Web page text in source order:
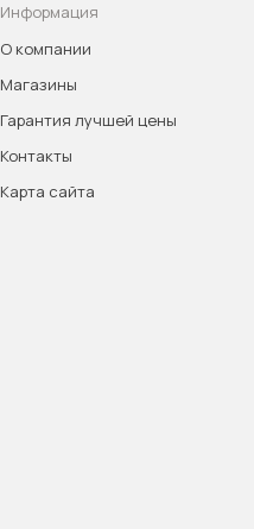
Информация
О компании
Магазины
Гарантия лучшей цены
Контакты
Карта сайта